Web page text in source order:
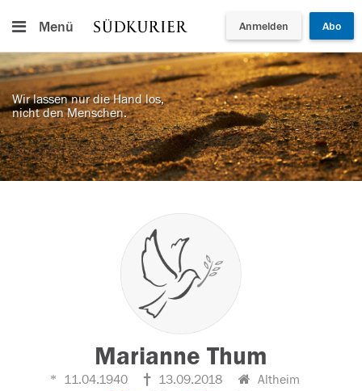
Menü Anmelden Abo
Wir lassen nur die Hand los,
nicht den Menschen.
Marianne Thum
11.04.1940 13.09.2018 Altheim